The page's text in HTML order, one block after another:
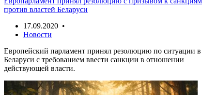
против властей Беларуси
17.09.2020 •
Новости
Европейский парламент принял резолюцию по ситуации в
Беларуси с требованием ввести санкции в отношении
действующей власти.